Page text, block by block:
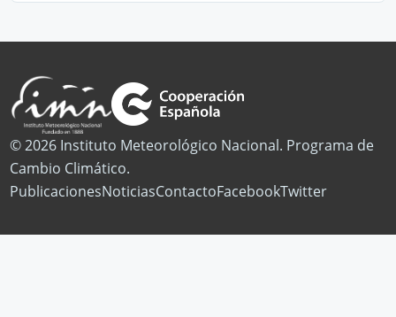
© 2026 Instituto Meteorológico Nacional. Programa de
Cambio Climático.
PublicacionesNoticiasContactoFacebookTwitter